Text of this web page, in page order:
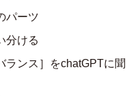
パーツ
分ける
ランス］をchatGPTに聞